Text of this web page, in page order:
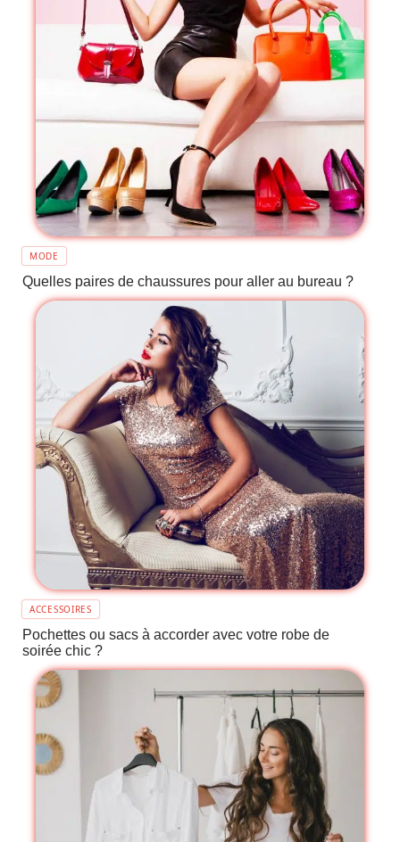
MODE
Quelles paires de chaussures pour aller au bureau ?
ACCESSOIRES
Pochettes ou sacs à accorder avec votre robe de
soirée chic ?